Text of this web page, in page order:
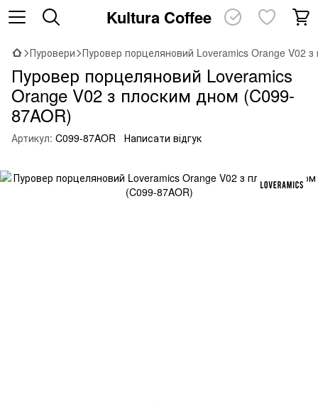
Kultura Coffee
Пуровери Пуровер порцеляновий Loveramics Orange V02
Пуровер порцеляновий Loveramics
Orange V02 з плоским дном (C099-
87AOR)
Артикул: C099-87AOR Написати відгук